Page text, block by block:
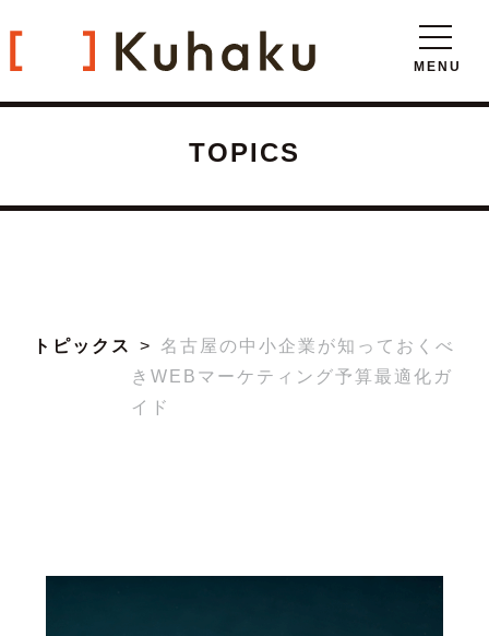
TOPICS
トピックス
名古屋の中小企業が知っておくべ
きWEBマーケティング予算最適化ガ
イド